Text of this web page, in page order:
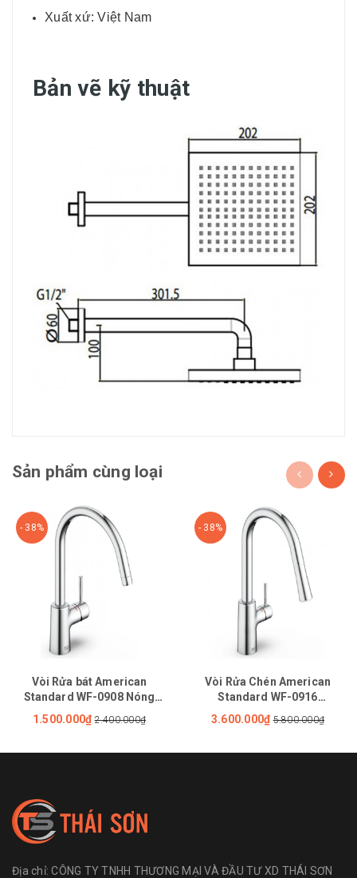
Xuất xứ: Việt Nam
Bản vẽ kỹ thuật
Sản phẩm cùng loại
- 38%
Vòi Rửa bát American
Standard WF-0908 Nóng
Lạnh
1.500.000₫ 2.400.000₫
- 38%
Vòi Rửa Chén American
Standard WF-0916
(1009160000) Nóng Lạnh Rút
Dây Agate
3.600.000₫ 5.800.000₫
Địa chỉ:CÔNG TY TNHH THƯƠNG MẠI VÀ ĐẦU TƯ XD THÁI SƠN